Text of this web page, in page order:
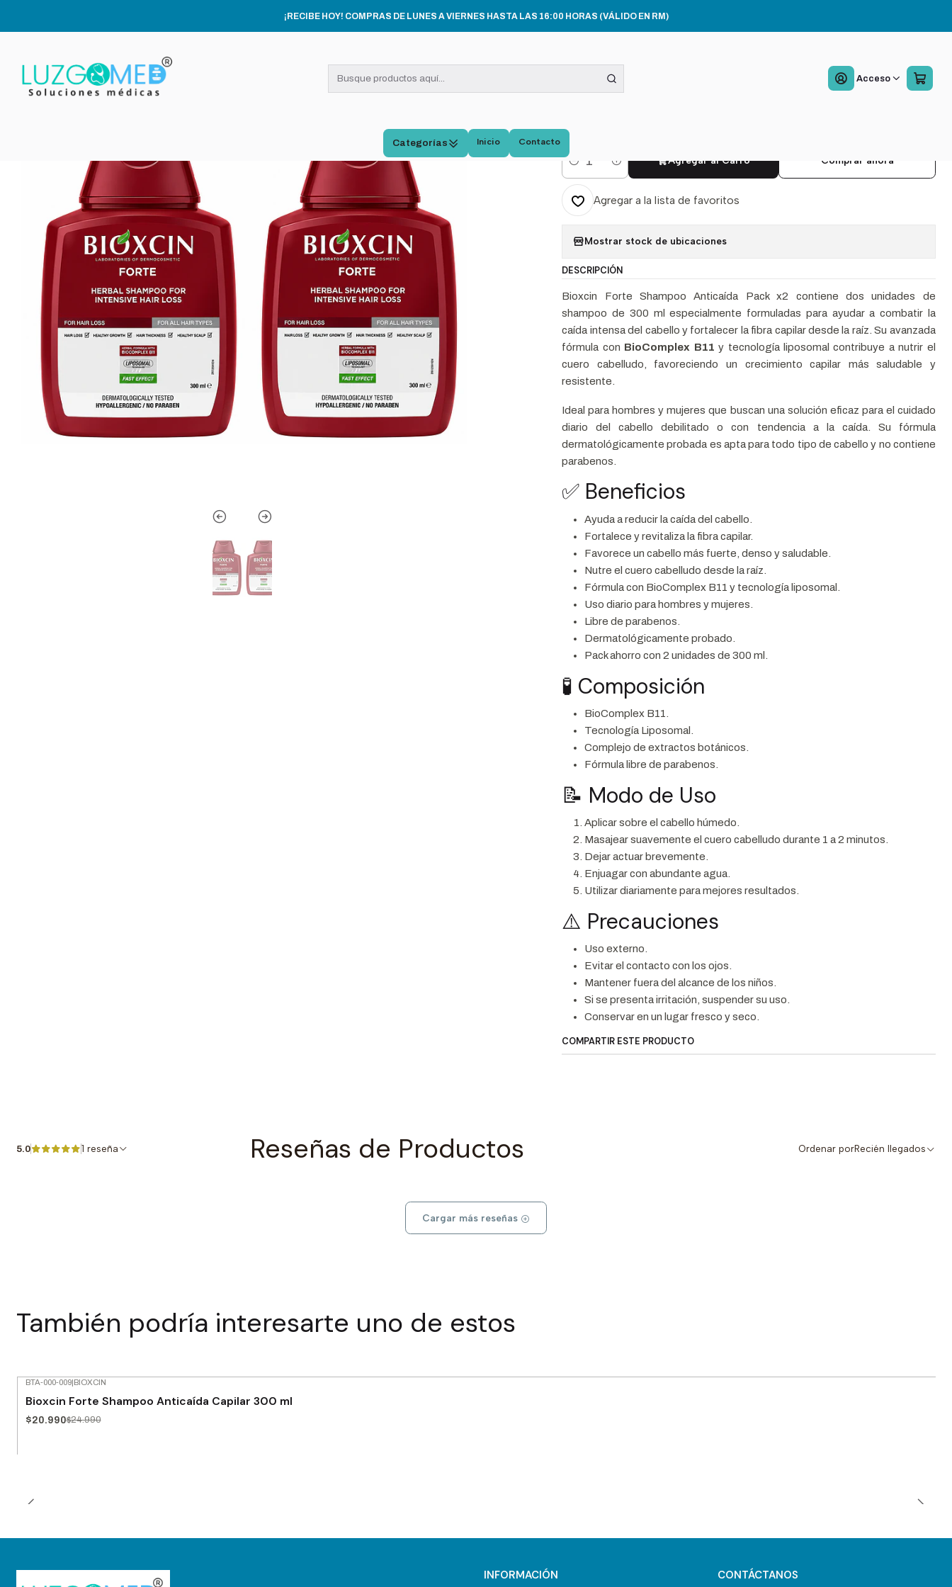
Acceso
Categorías Inicio Contacto
¡RECIBE HOY! COMPRAS DE LUNES A VIERNES HASTA LAS 16:00 HORAS (VÁLIDO EN RM)
Inicio DERMOCÓSMETICA Bioxcin Forte Shampoo Anticaída 300 ml Pack x2
Bioxcin Forte Shampoo
Anticaída 300 ml Pack x2
5.0
Cantidad
Agregar al Carro Comprar ahora
Agregar a la lista de favoritos
Mostrar stock de ubicaciones
DESCRIPCIÓN
Bioxcin Forte Shampoo Anticaída Pack x2 contiene dos unidades de
shampoo de 300 ml especialmente formuladas para ayudar a combatir la
caída intensa del cabello y fortalecer la fibra capilar desde la raíz. Su avanzada
fórmula con BioComplex B11 y tecnología liposomal contribuye a nutrir el
cuero cabelludo, favoreciendo un crecimiento capilar más saludable y
resistente.
Ideal para hombres y mujeres que buscan una solución eficaz para el cuidado
diario del cabello debilitado o con tendencia a la caída. Su fórmula
dermatológicamente probada es apta para todo tipo de cabello y no contiene
parabenos.
✅ Beneficios
Ayuda a reducir la caída del cabello.
Fortalece y revitaliza la fibra capilar.
Favorece un cabello más fuerte, denso y saludable.
Nutre el cuero cabelludo desde la raíz.
Fórmula con BioComplex B11 y tecnología liposomal.
Uso diario para hombres y mujeres.
Libre de parabenos.
Dermatológicamente probado.
Pack ahorro con 2 unidades de 300 ml.
🧪 Composición
BioComplex B11.
Tecnología Liposomal.
Complejo de extractos botánicos.
Fórmula libre de parabenos.
📝 Modo de Uso
Aplicar sobre el cabello húmedo.
Masajear suavemente el cuero cabelludo durante 1 a 2 minutos.
Dejar actuar brevemente.
Enjuagar con abundante agua.
Utilizar diariamente para mejores resultados.
⚠️ Precauciones
Uso externo.
Evitar el contacto con los ojos.
Mantener fuera del alcance de los niños.
Si se presenta irritación, suspender su uso.
Conservar en un lugar fresco y seco.
COMPARTIR ESTE PRODUCTO
Reseñas de Productos
5.0 1 reseña Ordenar porRecién llegados
Cargar más reseñas
También podría interesarte uno de estos
BTA-000-009|BIOXCIN
Bioxcin Forte Shampoo Anticaída Capilar 300 ml
$20.990$24.990
INFORMACIÓN CONTÁCTANOS